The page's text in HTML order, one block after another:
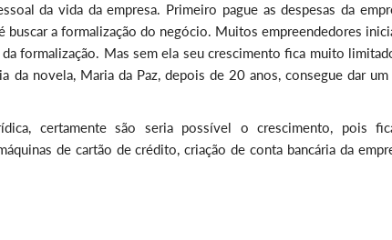
da vida da empresa. Primeiro pague as despesas da
buscar a formalização do negócio. Muitos empreendedores
formalização. Mas sem ela seu crescimento fica muito
da novela, Maria da Paz, depois de 20 anos, consegue dar
certamente são seria possível o crescimento, pois
de cartão de crédito, criação de conta bancária da